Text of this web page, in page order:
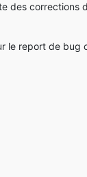
des corrections
le report de bug